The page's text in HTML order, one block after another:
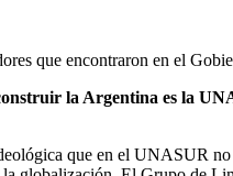
que encontraron en el
la Argentina es la
que en el UNASUR